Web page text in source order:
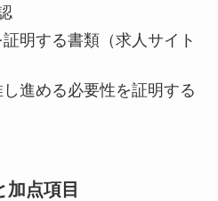
明する書類（求人サイト
進める必要性を証明する
点項目